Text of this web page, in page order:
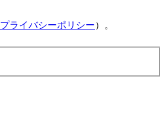
プライバシーポリシー）。